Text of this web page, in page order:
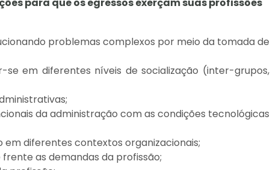
problemas complexos por meio da tomada de
em diferentes níveis de socialização (inter-grupos,
da administração com as condições tecnológicas
diferentes contextos organizacionais;
as demandas da profissão;